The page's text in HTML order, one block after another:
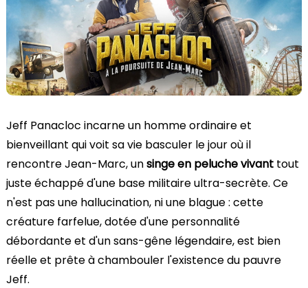
Jeff Panacloc incarne un homme ordinaire et
bienveillant qui voit sa vie basculer le jour où il
rencontre Jean-Marc, unsinge en peluche vivant tout
juste échappé d'une base militaire ultra-secrète. Ce
n'est pas une hallucination, ni une blague : cette
créature farfelue, dotée d'une personnalité
débordante et d'un sans-gêne légendaire, est bien
réelle et prête à chambouler l'existence du pauvre
Jeff.